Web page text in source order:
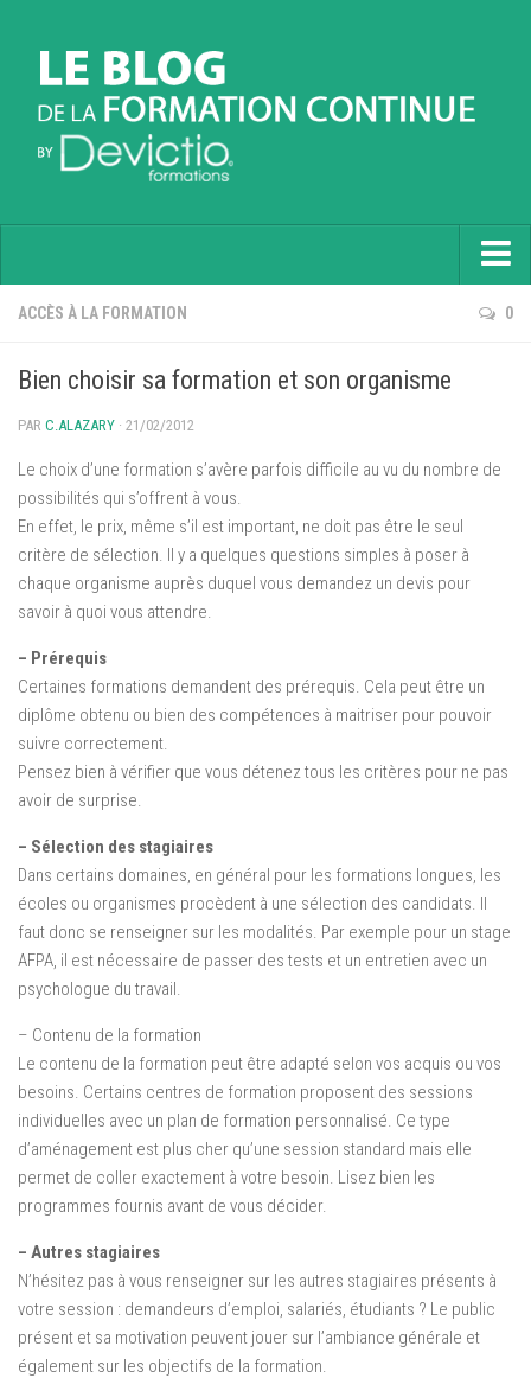
Accueil
Soft Skills
Langues
Contactez nous
ACCÈS À LA FORMATION 0
Bien choisir sa formation et son organisme
PAR C.ALAZARY · 21/02/2012
Le choix d’une formation s’avère parfois difficile au vu du nombre de
possibilités qui s’offrent à vous.
En effet, le prix, même s’il est important, ne doit pas être le seul
critère de sélection. Il y a quelques questions simples à poser à
chaque organisme auprès duquel vous demandez un devis pour
savoir à quoi vous attendre.
– Prérequis
Certaines formations demandent des prérequis. Cela peut être un
diplôme obtenu ou bien des compétences à maitriser pour pouvoir
suivre correctement.
Pensez bien à vérifier que vous détenez tous les critères pour ne pas
avoir de surprise.
– Sélection des stagiaires
Dans certains domaines, en général pour les formations longues, les
écoles ou organismes procèdent à une sélection des candidats. Il
faut donc se renseigner sur les modalités. Par exemple pour un stage
AFPA, il est nécessaire de passer des tests et un entretien avec un
psychologue du travail.
– Contenu de la formation
Le contenu de la formation peut être adapté selon vos acquis ou vos
besoins. Certains centres de formation proposent des sessions
individuelles avec un plan de formation personnalisé. Ce type
d’aménagement est plus cher qu’une session standard mais elle
permet de coller exactement à votre besoin. Lisez bien les
programmes fournis avant de vous décider.
– Autres stagiaires
N’hésitez pas à vous renseigner sur les autres stagiaires présents à
votre session : demandeurs d’emploi, salariés, étudiants ? Le public
présent et sa motivation peuvent jouer sur l’ambiance générale et
également sur les objectifs de la formation.